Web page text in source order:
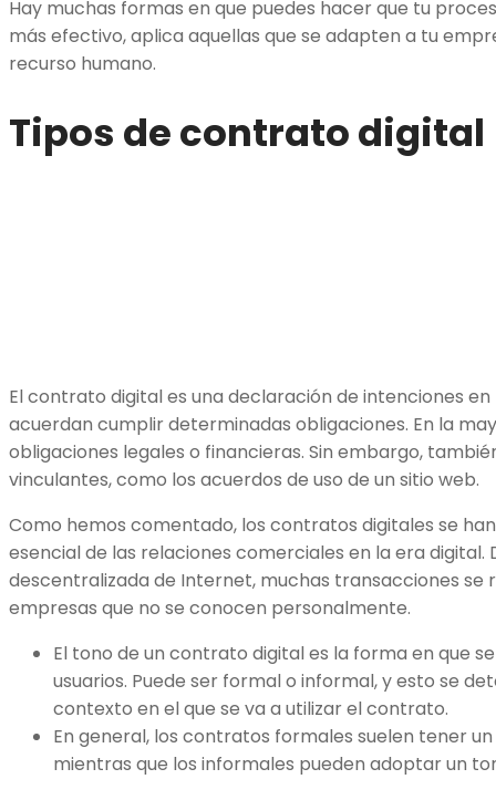
Hay muchas formas en que puedes hacer que tu
más efectivo, aplica aquellas que se adapten a tu
recurso humano.
Tipos de contrato digital
El contrato digital es una declaración de intenciones
acuerdan cumplir determinadas obligaciones. En la
obligaciones legales o financieras. Sin embargo,
vinculantes, como los acuerdos de uso de un sitio web.
Como hemos comentado, los contratos digitales se
esencial de las relaciones comerciales en la era digital.
descentralizada de Internet, muchas transacciones se
empresas que no se conocen personalmente.
El tono de un contrato digital es la forma en que
usuarios. Puede ser formal o informal, y esto se
contexto en el que se va a utilizar el contrato.
En general, los contratos formales suelen tener
mientras que los informales pueden adoptar un